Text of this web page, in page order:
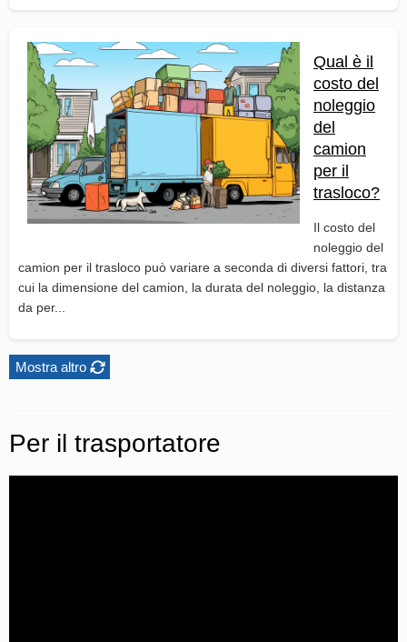
Qual è il
costo del
noleggio
del
camion
per il
trasloco?
Il costo del
noleggio del
camion per il trasloco può variare a seconda di diversi fattori, tra
cui la dimensione del camion, la durata del noleggio, la distanza
da per...
Mostra altro
Per il trasportatore